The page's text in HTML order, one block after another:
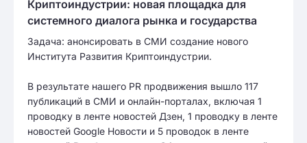
Криптоиндустрии: новая площадка для
системного диалога рынка и государства
Задача: анонсировать в СМИ создание нового
Института Развития Криптоиндустрии.
В результате нашего PR продвижения вышло 117
публикаций в СМИ и онлайн-порталах, включая 1
проводку в ленте новостей Дзен, 1 проводку в ленте
новостей Google Новости и 5 проводок в ленте